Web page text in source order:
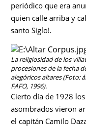
periódico que era
quien calle arriba y
santo Siglo!.
La religiosidad de los
procesiones de la fecha
alegóricos altares (Foto:
FAFO, 1996).
Cierto día de 1928
asombrados vieron
el capitán Camilo